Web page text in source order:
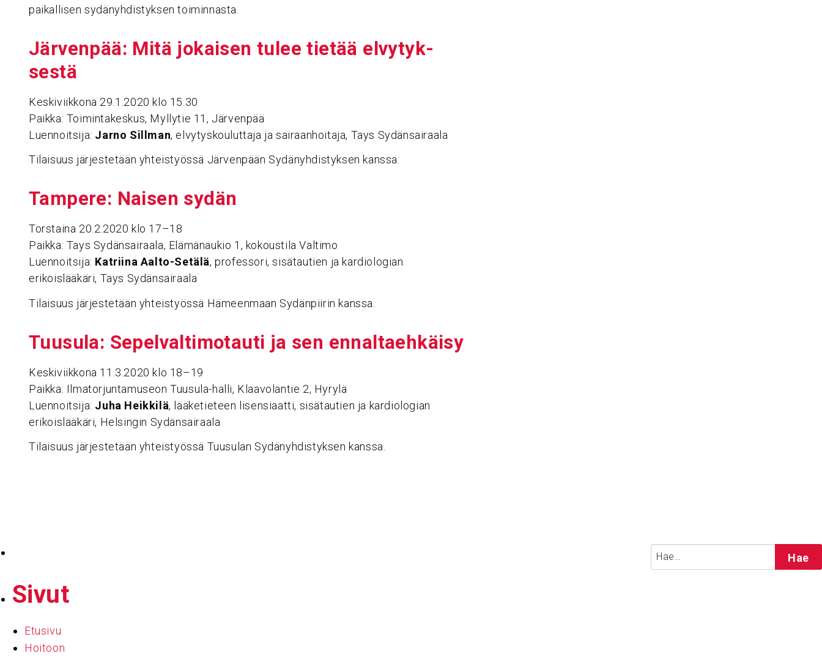
paikallisen sydänyhdistyksen toiminnasta.
Järvenpää: Mitä jokaisen tulee tietää elvy­tyk­
sestä
Keskiviikkona 29.1.2020 klo 15.30
Paikka: Toimintakeskus, Myllytie 11, Järvenpää
Luennoitsija: Jarno Sillman, elvytyskouluttaja ja sairaanhoitaja, Tays Sydänsairaala
Tilaisuus järjestetään yhteistyössä Järvenpään Sydänyhdistyksen kanssa.
Tampere: Naisen sydän
Torstaina 20.2.2020 klo 17–18
Paikka: Tays Sydänsairaala, Elämänaukio 1, kokoustila Valtimo
Luennoitsija: Katriina Aalto-Setälä, professori, sisätautien ja kardiologian
erikoislääkäri, Tays Sydänsairaala
Tilaisuus järjestetään yhteistyössä Hämeenmaan Sydänpiirin kanssa.
Tuusula: Sepel­val­ti­mo­tauti ja sen ennal­taeh­käisy
Keskiviikkona 11.3.2020 klo 18–19
Paikka: Ilmatorjuntamuseon Tuusula-halli, Klaavolantie 2, Hyrylä
Luennoitsija: Juha Heikkilä, lääketieteen lisensiaatti, sisätautien ja kardiologian
erikoislääkäri, Helsingin Sydänsairaala
Tilaisuus järjestetään yhteistyössä Tuusulan Sydänyhdistyksen kanssa.
Sivut
Etusivu
Hoitoon